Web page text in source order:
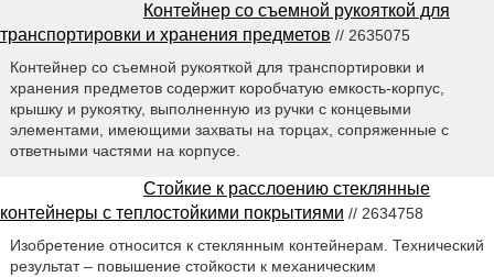
Контейнер со съемной рукояткой для
транспортировки и хранения предметов // 2635075
Контейнер со съемной рукояткой для транспортировки и
хранения предметов содержит коробчатую емкость-корпус,
крышку и рукоятку, выполненную из ручки с концевыми
элементами, имеющими захваты на торцах, сопряженные с
ответными частями на корпусе.
Стойкие к расслоению стеклянные
контейнеры с теплостойкими покрытиями // 2634758
Изобретение относится к стеклянным контейнерам. Технический
результат – повышение стойкости к механическим